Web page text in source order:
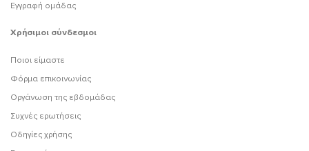
Εγγραφή ομάδας
Χρήσιμοι σύνδεσμοι
Ποιοι είμαστε
Φόρμα επικοινωνίας
Οργάνωση της εβδομάδας
Συχνές ερωτήσεις
Οδηγίες χρήσης